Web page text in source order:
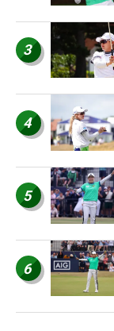
3
4
5
6